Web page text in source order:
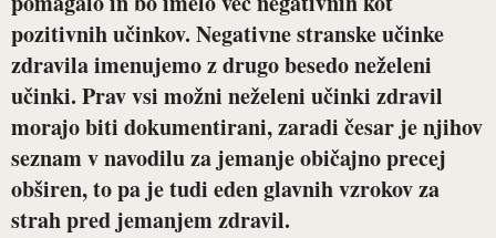
pozitivnih učinkov. Negativne stranske učinke
zdravila imenujemo z drugo besedo neželeni
učinki. Prav vsi možni neželeni učinki zdravil
morajo biti dokumentirani, zaradi česar je njihov
seznam v navodilu za jemanje običajno precej
obširen, to pa je tudi eden glavnih vzrokov za
strah pred jemanjem zdravil.